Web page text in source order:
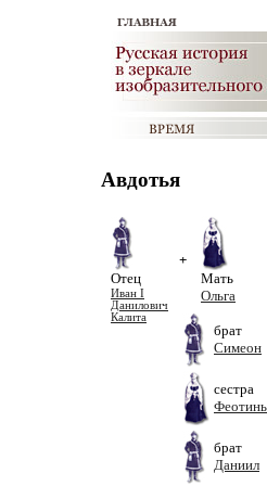
Авдотья
Отец
Иван I
Данилович
Калита
+
Мать
Ольга
брат
Симеон
сестра
брат
Даниил